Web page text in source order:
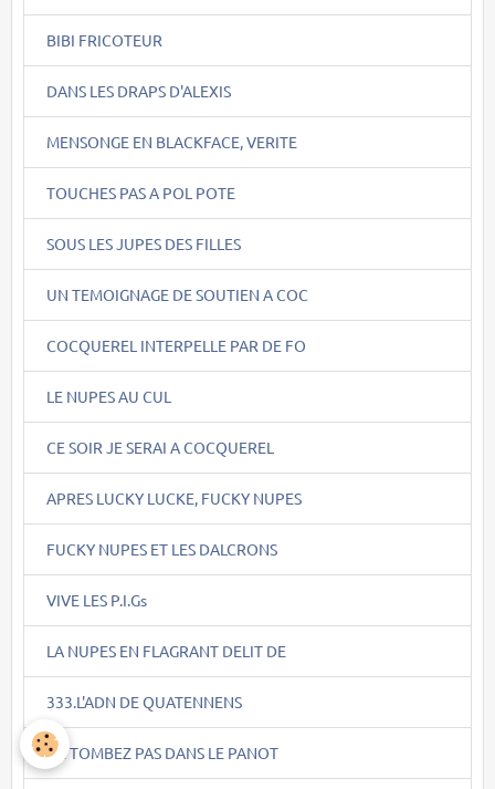
BIBI FRICOTEUR
DANS LES DRAPS D'ALEXIS
MENSONGE EN BLACKFACE, VERITE
TOUCHES PAS A POL POTE
SOUS LES JUPES DES FILLES
UN TEMOIGNAGE DE SOUTIEN A COC
COCQUEREL INTERPELLE PAR DE FO
LE NUPES AU CUL
CE SOIR JE SERAI A COCQUEREL
APRES LUCKY LUCKE, FUCKY NUPES
FUCKY NUPES ET LES DALCRONS
VIVE LES P.I.Gs
LA NUPES EN FLAGRANT DELIT DE
333.L'ADN DE QUATENNENS
NE TOMBEZ PAS DANS LE PANOT